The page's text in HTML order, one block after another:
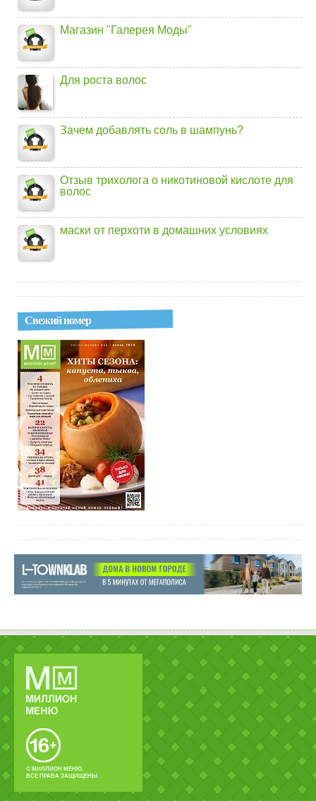
Магазин "Галерея Моды"
Для роста волос
Зачем добавлять соль в шампунь?
Отзыв трихолога о никотиновой кислоте для
волос
маски от перхоти в домашних условиях
Свежий номер
© МИЛЛИОН МЕНЮ.
ВСЕ ПРАВА ЗАЩИЩЕНЫ.